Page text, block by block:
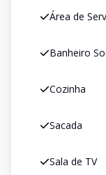
Área de
Banheiro
Cozinha
Sacada
Sala de TV